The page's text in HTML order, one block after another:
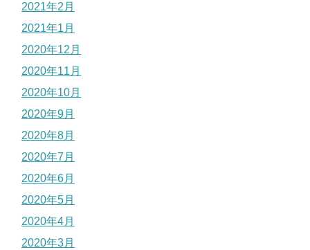
2021年2月
2021年1月
2020年12月
2020年11月
2020年10月
2020年9月
2020年8月
2020年7月
2020年6月
2020年5月
2020年4月
2020年3月